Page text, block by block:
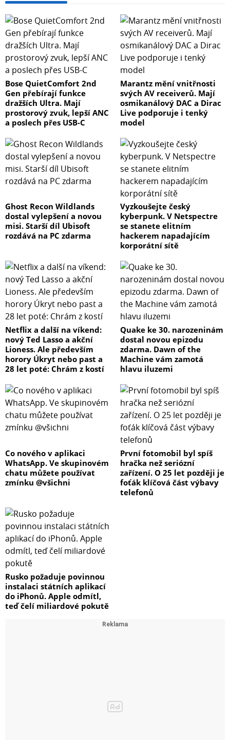
Bose QuietComfort 2nd
Gen přebírají funkce
dražších Ultra. Mají
prostorový zvuk, lepší ANC
a poslech přes USB-C
Marantz mění vnitřnosti
svých AV receiverů. Mají
osmikanálový DAC a Dirac
Live podporuje i tenký
model
Ghost Recon Wildlands
dostal vylepšení a novou
misi. Starší díl Ubisoft
rozdává na PC zdarma
Vyzkoušejte český
kyberpunk. V Netspectre
se stanete elitním
hackerem napadajícím
korporátní sítě
Netflix a další na víkend:
nový Ted Lasso a akční
Lioness. Ale především
horory Úkryt nebo past a
28 let poté: Chrám z kostí
Quake ke 30. narozeninám
dostal novou epizodu
zdarma. Dawn of the
Machine vám zamotá
hlavu iluzemi
Co nového v aplikaci
WhatsApp. Ve skupinovém
chatu můžete používat
zmínku @všichni
První fotomobil byl spíš
hračka než seriózní
zařízení. O 25 let později je
foťák klíčová část výbavy
telefonů
Rusko požaduje povinnou
instalaci státních aplikací
do iPhonů. Apple odmítl,
teď čelí miliardové pokutě